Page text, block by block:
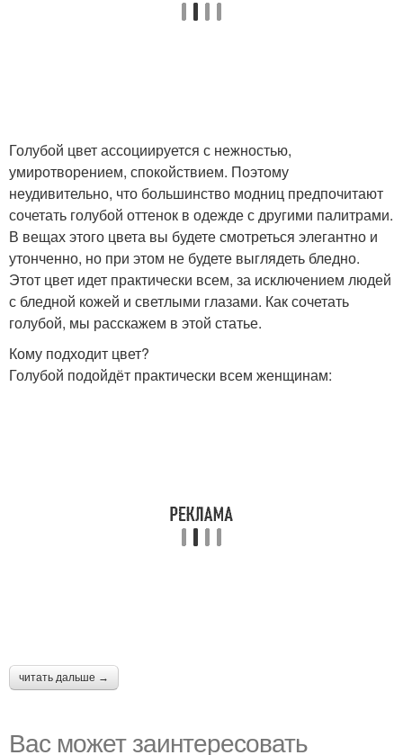
Голубой цвет ассоциируется с нежностью,
умиротворением, спокойствием. Поэтому
неудивительно, что большинство модниц предпочитают
сочетать голубой оттенок в одежде с другими палитрами.
В вещах этого цвета вы будете смотреться элегантно и
утонченно, но при этом не будете выглядеть бледно.
Этот цвет идет практически всем, за исключением людей
с бледной кожей и светлыми глазами. Как сочетать
голубой, мы расскажем в этой статье.
Кому подходит цвет?
Голубой подойдёт практически всем женщинам:
читать дальше →
Вас может заинтересовать